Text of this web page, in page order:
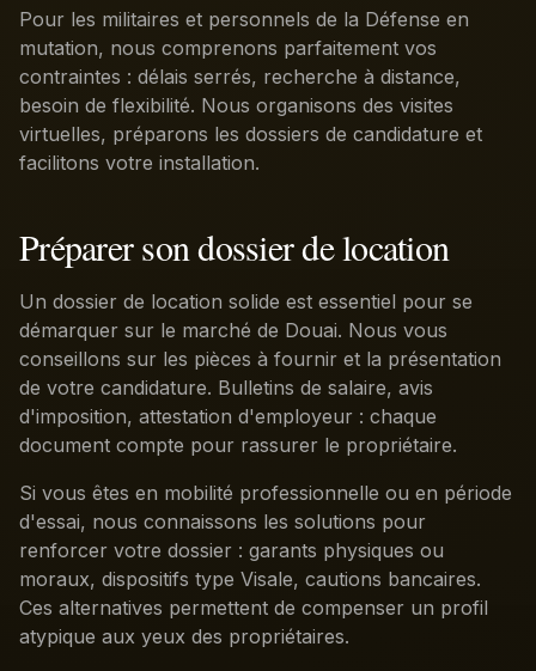
Pour les militaires et personnels de la Défense en
mutation, nous comprenons parfaitement vos
contraintes : délais serrés, recherche à distance,
besoin de flexibilité. Nous organisons des visites
virtuelles, préparons les dossiers de candidature et
facilitons votre installation.
Préparer son dossier de location
Un dossier de location solide est essentiel pour se
démarquer sur le marché de Douai. Nous vous
conseillons sur les pièces à fournir et la présentation
de votre candidature. Bulletins de salaire, avis
d'imposition, attestation d'employeur : chaque
document compte pour rassurer le propriétaire.
Si vous êtes en mobilité professionnelle ou en période
d'essai, nous connaissons les solutions pour
renforcer votre dossier : garants physiques ou
moraux, dispositifs type Visale, cautions bancaires.
Ces alternatives permettent de compenser un profil
atypique aux yeux des propriétaires.